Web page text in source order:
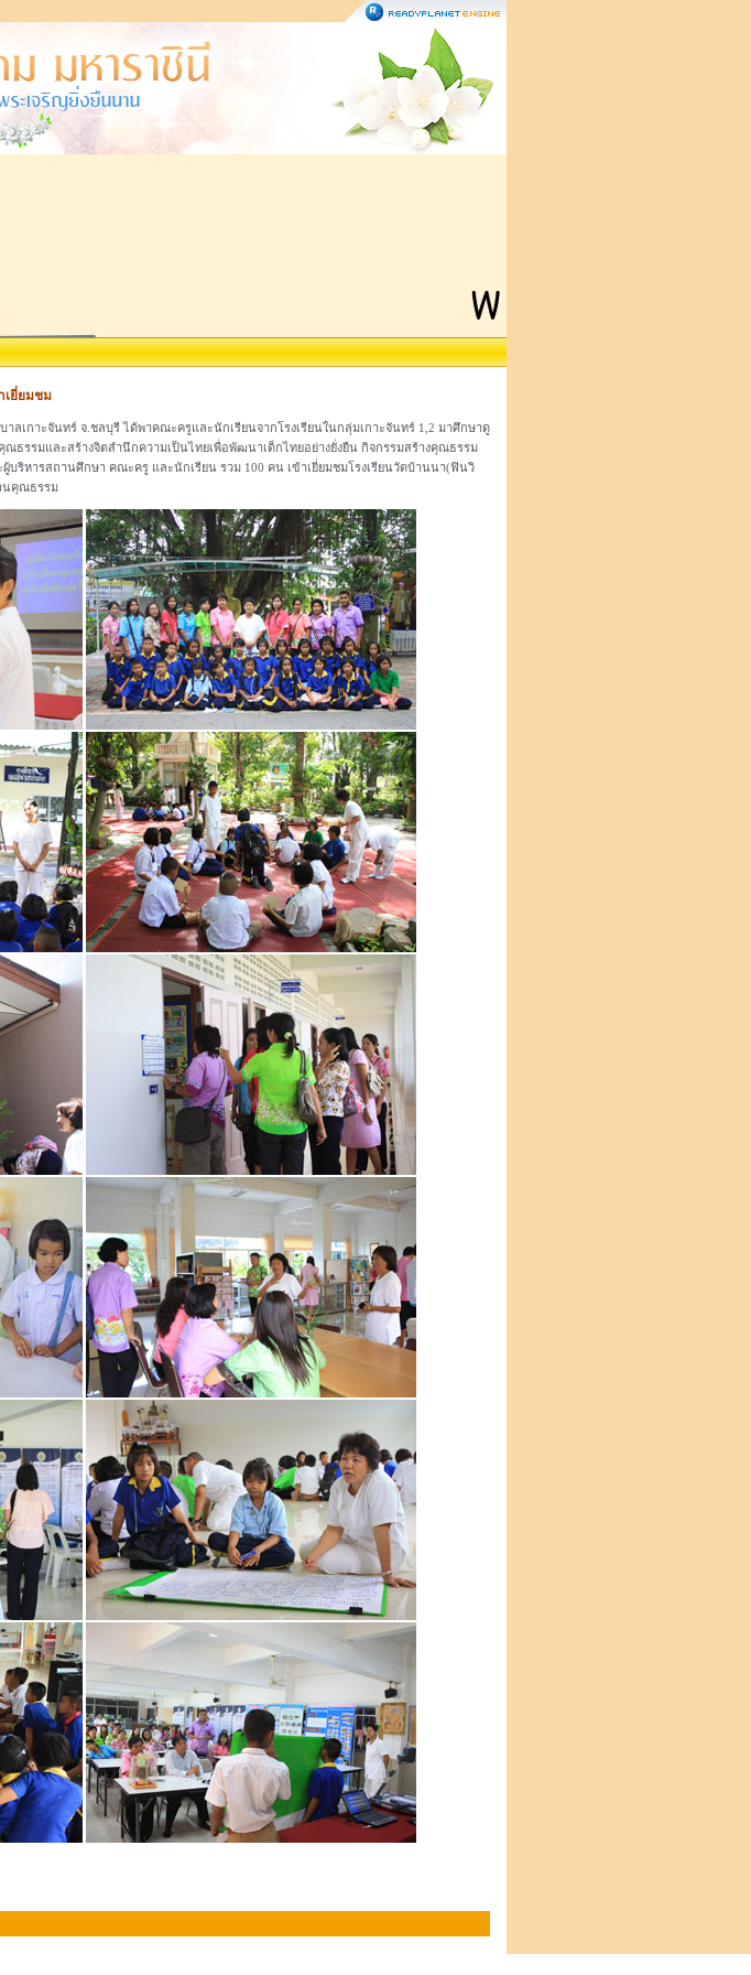
เยี่ยมชม
ลเกาะจันทร์ จ.ชลบุรี ได้พาคณะครูและนักเรียนจากโรงเรียนในกลุ่มเกาะจันทร์ 1,2 มาศึกษาดู
ธรรมและสร้างจิตสำนึกความเป็นไทยเพื่อพัฒนาเด็กไทยอย่างยั่งยืน กิจกรรมสร้างคุณธรรม
ริหารสถานศึกษา คณะครู และนักเรียน รวม 100 คน เข้าเยี่ยมชมโรงเรียนวัดบ้านนา(ฟินวิ
นคุณธรรม